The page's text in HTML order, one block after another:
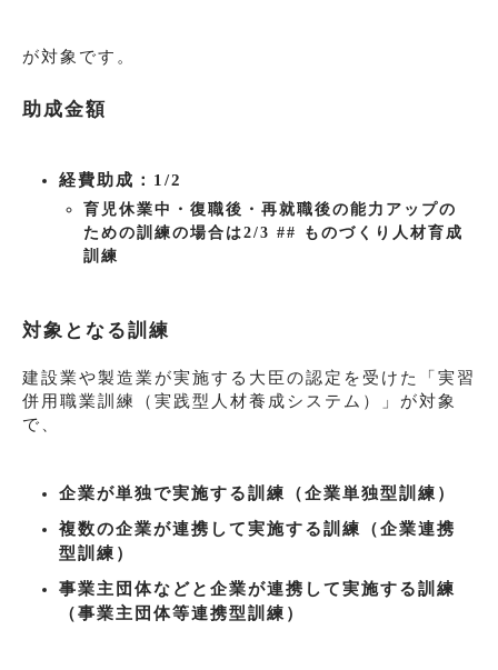
が対象です。
助成金額
経費助成：1/2
育児休業中・復職後・再就職後の能力アップの
ための訓練の場合は2/3 ## ものづくり人材育成
訓練
対象となる訓練
建設業や製造業が実施する大臣の認定を受けた「実習
併用職業訓練（実践型人材養成システム）」が対象
で、
企業が単独で実施する訓練（企業単独型訓練）
複数の企業が連携して実施する訓練（企業連携
型訓練）
事業主団体などと企業が連携して実施する訓練
（事業主団体等連携型訓練）